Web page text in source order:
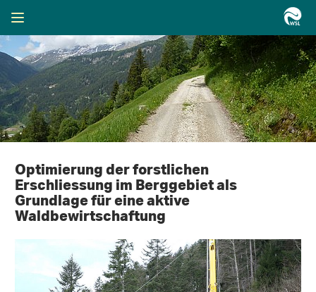
Optimierung der forstlichen
Erschliessung im Berggebiet als
Grundlage für eine aktive
Waldbewirtschaftung